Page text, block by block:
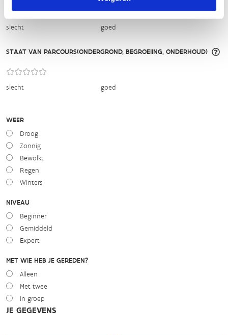
slecht goed
STAAT VAN PARCOURS(ONDERGROND, BEGROEIING, ONDERHOUD)
slecht goed
WEER
Droog
Zonnig
Bewolkt
Regen
Winters
NIVEAU
Beginner
Gemiddeld
Expert
MET WIE HEB JE GEREDEN?
Alleen
Met twee
In groep
JE GEGEVENS